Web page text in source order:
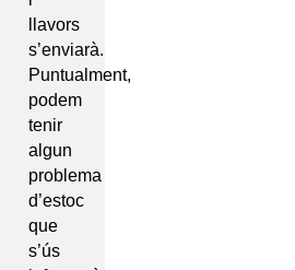
llavors
s’enviarà.
Puntualment,
podem
tenir
algun
problema
d’estoc
que
s’ús